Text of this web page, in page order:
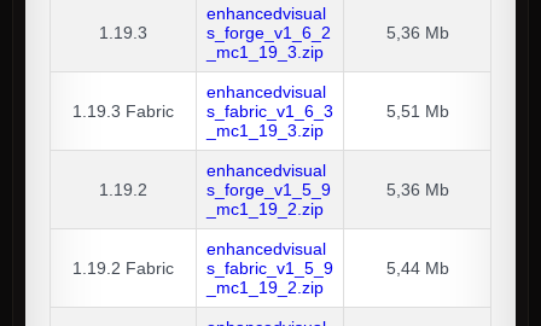
1.19.3
enhancedvisual
s_forge_v1_6_2
_mc1_19_3.zip
5,36 Mb
1.19.3 Fabric
enhancedvisual
s_fabric_v1_6_3
_mc1_19_3.zip
5,51 Mb
1.19.2
enhancedvisual
s_forge_v1_5_9
_mc1_19_2.zip
5,36 Mb
1.19.2 Fabric
enhancedvisual
s_fabric_v1_5_9
_mc1_19_2.zip
5,44 Mb